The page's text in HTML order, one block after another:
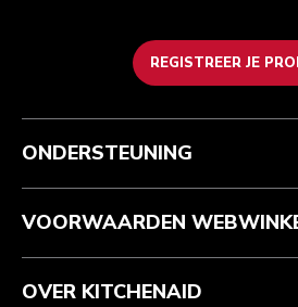
REGISTREER JE
Health check
Je bestelling volgen
Garantie en documenten
Veelgestelde vragen
Algemene voorwaarden
Retournering en terugbetaling
Imprint
ODR
Het merk
Zoek een winkel
ONDERSTEUNING
VOORWAARDEN
OVER KITCHENAID